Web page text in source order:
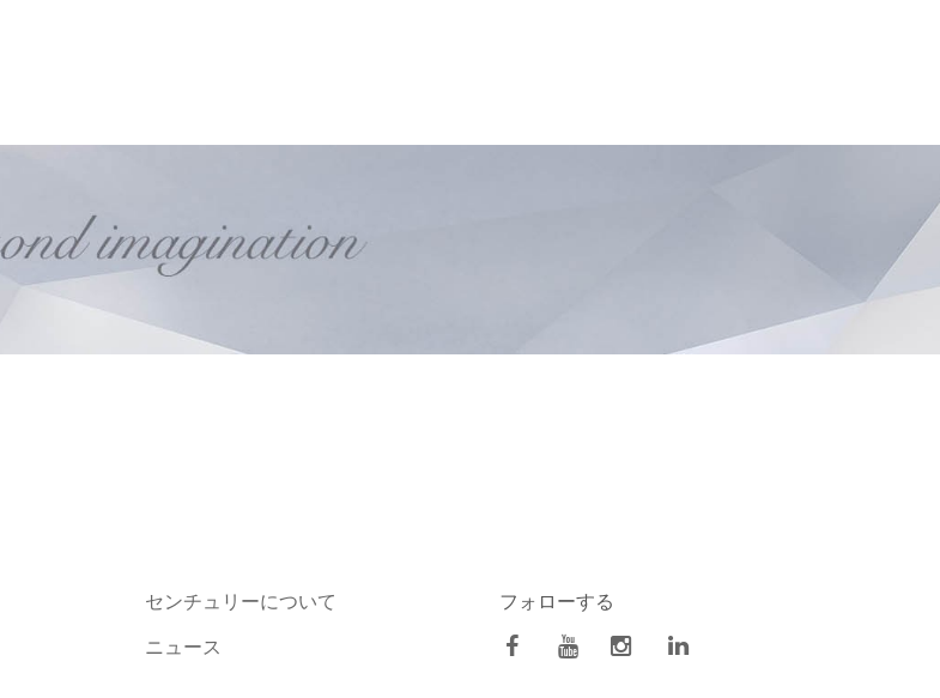
センチュリーについて
ニュース
フォローする
facebookYoutubeInstagram